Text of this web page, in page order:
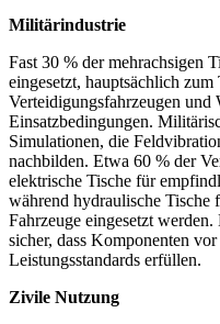
Militärindustrie
Fast 30 % der mehrachsigen
eingesetzt, hauptsächlich
Verteidigungsfahrzeugen und
Einsatzbedingungen.
Simulationen, die
nachbilden. Etwa 60 % der
elektrische Tische für
während hydraulische Tische
Fahrzeuge eingesetzt
sicher, dass Komponenten
Leistungsstandards erfüllen.
Zivile Nutzung